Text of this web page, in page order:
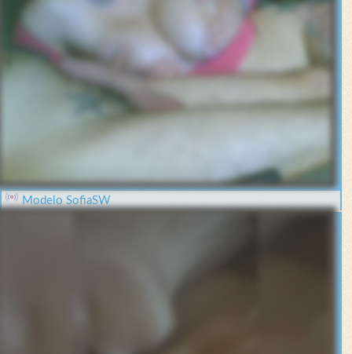
Modelo SofiaSW